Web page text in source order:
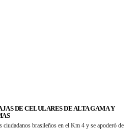
DE CELULARES DE ALTA GAMA Y
ciudadanos brasileños en el Km 4 y se apoderó de